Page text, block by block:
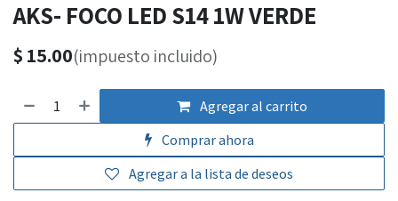
AKS- FOCO LED S14 1W VERDE
$ 15.00(impuesto incluido)
Agregar al carrito
Comprar ahora
Agregar a la lista de deseos